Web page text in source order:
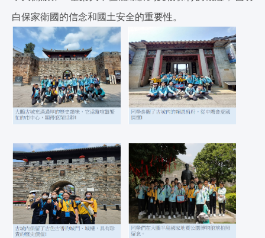
白保家衛國的信念和國土安全的重要性。